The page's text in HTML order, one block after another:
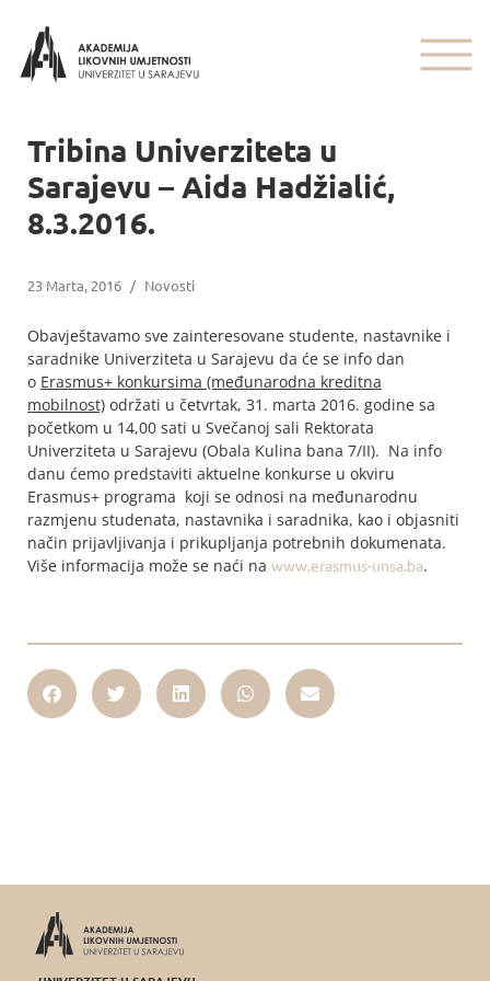
Tribina Univerziteta u
Sarajevu – Aida Hadžialić,
8.3.2016.
23 Marta, 2016 / Novosti
Obavještavamo sve zainteresovane studente, nastavnike i
saradnike Univerziteta u Sarajevu da će se info dan
o Erasmus+ konkursima (međunarodna kreditna
mobilnost) održati u četvrtak, 31. marta 2016. godine sa
početkom u 14,00 sati u Svečanoj sali Rektorata
Univerziteta u Sarajevu (Obala Kulina bana 7/II). Na info
danu ćemo predstaviti aktuelne konkurse u okviru
Erasmus+ programa koji se odnosi na međunarodnu
razmjenu studenata, nastavnika i saradnika, kao i objasniti
način prijavljivanja i prikupljanja potrebnih dokumenata.
Više informacija može se naći na www.erasmus-unsa.ba.